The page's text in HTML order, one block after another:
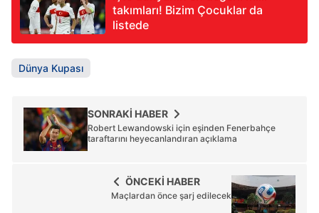
takımları! Bizim Çocuklar da
listede
Dünya Kupası
SONRAKİ HABER
Robert Lewandowski için eşinden Fenerbahçe
taraftarını heyecanlandıran açıklama
ÖNCEKİ HABER
Maçlardan önce şarj edilecek